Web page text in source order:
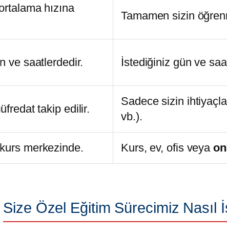
hızına
Tamamen sizin
ve saatlerdedir. İstediğiniz gün ve
takip edilir.
Sadece sizin
vb.).
merkezinde. Kurs, ev, ofis veya
Size Özel Eğitim Sürecimiz Nasıl